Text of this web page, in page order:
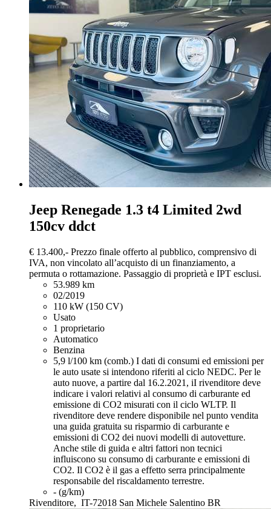
Jeep Renegade 1.3 t4 Limited 2wd
150cv ddct
€ 13.400,- Prezzo finale offerto al pubblico, comprensivo di
IVA, non vincolato all’acquisto di un finanziamento, a
permuta o rottamazione. Passaggio di proprietà e IPT esclusi.
53.989 km
02/2019
110 kW (150 CV)
Usato
1 proprietario
Automatico
Benzina
5,9 l/100 km (comb.) I dati di consumi ed emissioni per
le auto usate si intendono riferiti al ciclo NEDC. Per le
auto nuove, a partire dal 16.2.2021, iI rivenditore deve
indicare i valori relativi al consumo di carburante ed
emissione di CO2 misurati con il ciclo WLTP. Il
rivenditore deve rendere disponibile nel punto vendita
una guida gratuita su risparmio di carburante e
emissioni di CO2 dei nuovi modelli di autovetture.
Anche stile di guida e altri fattori non tecnici
influiscono su consumo di carburante e emissioni di
CO2. Il CO2 è il gas a effetto serra principalmente
responsabile del riscaldamento terrestre.
- (g/km)
Rivenditore, IT-72018 San Michele Salentino BR